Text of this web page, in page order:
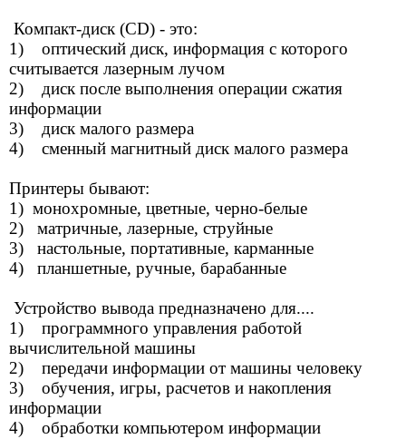
Компакт-диск (CD) - это:
1) оптический диск, информация с которого
считывается лазерным лучом
2) диск после выполнения операции сжатия
информации
3) диск малого размера
4) сменный магнитный диск малого размера
Принтеры бывают:
1) монохромные, цветные, черно-белые
2) матричные, лазерные, струйные
3) настольные, портативные, карманные
4) планшетные, ручные, барабанные
Устройство вывода предназначено для....
1) программного управления работой
вычислительной машины
2) передачи информации от машины человеку
3) обучения, игры, расчетов и накопления
информации
4) обработки компьютером информации